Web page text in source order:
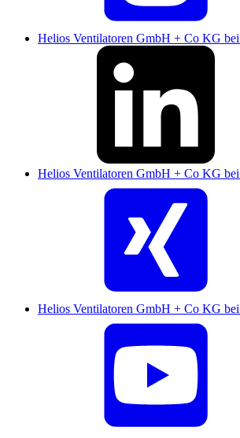
Helios Ventilatoren GmbH + Co KG
Helios Ventilatoren GmbH + Co KG
Helios Ventilatoren GmbH + Co KG